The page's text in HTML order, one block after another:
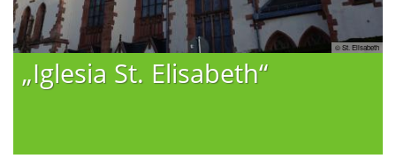
© St. Elisabeth
„Iglesia St. Elisabeth“